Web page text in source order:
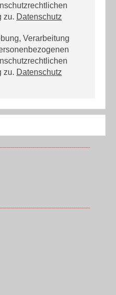
zu. Datenschutz
Verarbeitung
zu. Datenschutz